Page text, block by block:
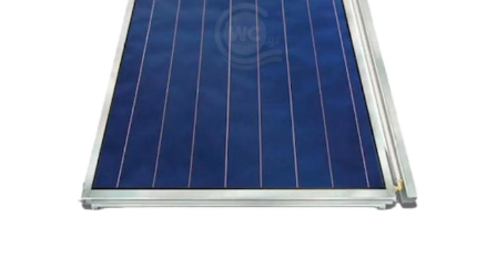
Νέα & άρθρα
Επικοινωνία